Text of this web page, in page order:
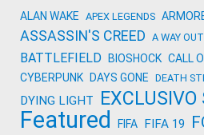
ALAN WAKE APEX LEGENDS
ASSASSIN'S CREED A WAY OUT
BATTLEFIELD BIOSHOCK CALL
CYBERPUNK DAYS GONE DEATH
DYING LIGHT EXCLUSIVO
Featured FIFA FIFA 19